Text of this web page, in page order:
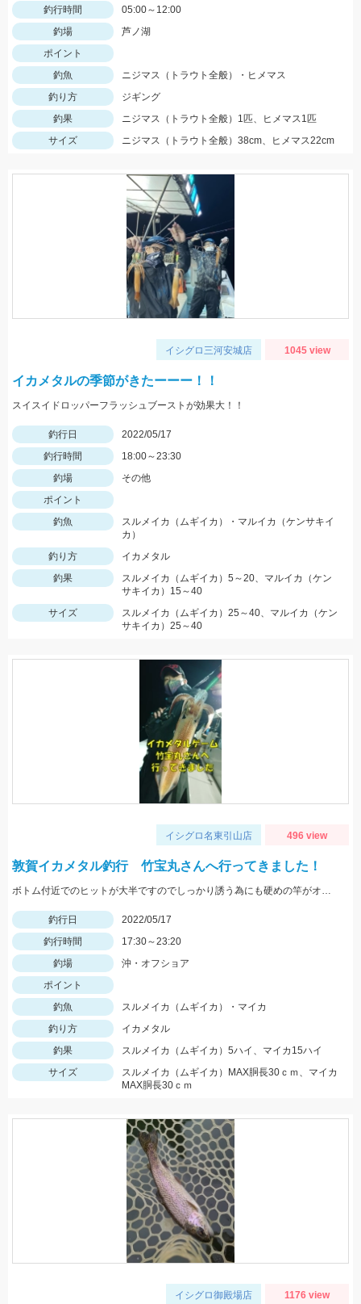
釣行時間
05:00～12:00
釣場
芦ノ湖
ポイント
釣魚
ニジマス（トラウト全般）・ヒメマス
釣り方
ジギング
釣果
ニジマス（トラウト全般）1匹、ヒメマス1匹
サイズ
ニジマス（トラウト全般）38cm、ヒメマス22cm
イシグロ三河安城店 1045 view
イカメタルの季節がきたーーー！！
スイスイドロッパーフラッシュブーストが効果大！！
釣行日
2022/05/17
釣行時間
18:00～23:30
釣場
その他
ポイント
釣魚
スルメイカ（ムギイカ）・マルイカ（ケンサキイ
カ）
釣り方
イカメタル
釣果
スルメイカ（ムギイカ）5～20、マルイカ（ケン
サキイカ）15～40
サイズ
スルメイカ（ムギイカ）25～40、マルイカ（ケン
サキイカ）25～40
イシグロ名東引山店 496 view
敦賀イカメタル釣行 竹宝丸さんへ行ってきました！
ボトム付近でのヒットが大半ですのでしっかり誘う為にも硬めの竿がオススメ！スッテは基本色の赤緑・赤黄などの20号がメインです。
釣行日
2022/05/17
釣行時間
17:30～23:20
釣場
沖・オフショア
ポイント
釣魚
スルメイカ（ムギイカ）・マイカ
釣り方
イカメタル
釣果
スルメイカ（ムギイカ）5ハイ、マイカ15ハイ
サイズ
スルメイカ（ムギイカ）MAX胴長30ｃｍ、マイカ
MAX胴長30ｃｍ
イシグロ御殿場店 1176 view